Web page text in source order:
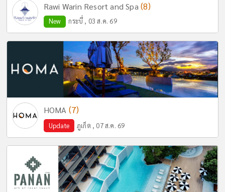
Rawi Warin Resort and Spa (8)
New กระบี่ , 03 ส.ค. 69
HOMA (7)
Update ภูเก็ต , 07 ส.ค. 69